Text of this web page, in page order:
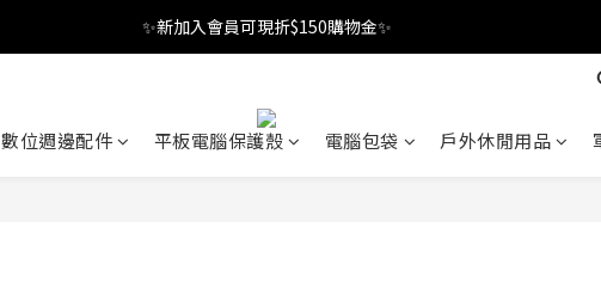
✨新加入會員可現折$150購物金✨
✨新加入會員可現折$150購物金✨
✨新加入會員可現折$150購物金✨
數位週邊配件 平板電腦保護殼 電腦包袋 戶外休閒用品